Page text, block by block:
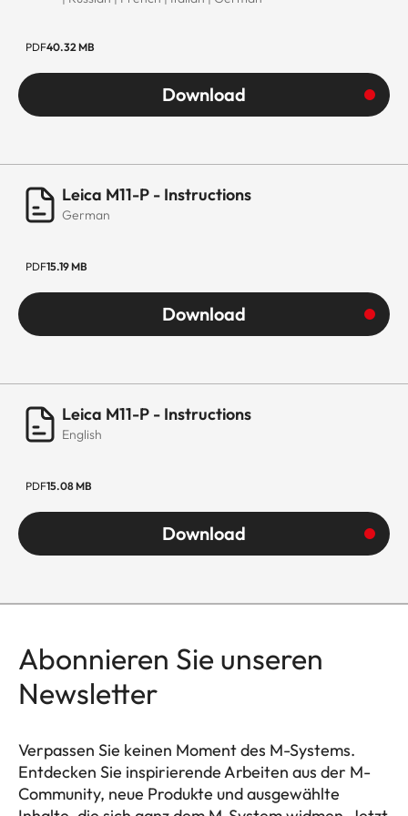
PDF40.32 MB
Download
Leica M11-P - Instructions
German
PDF15.19 MB
Download
Leica M11-P - Instructions
English
PDF15.08 MB
Download
Abonnieren Sie unseren
Newsletter
Verpassen Sie keinen Moment des M-Systems.
Entdecken Sie inspirierende Arbeiten aus der M-
Community, neue Produkte und ausgewählte